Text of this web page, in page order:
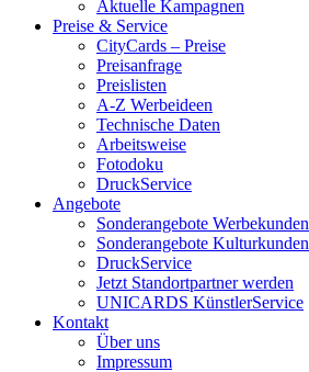
Aktuelle Kampagnen
Preise & Service
CityCards – Preise
Preisanfrage
Preislisten
A-Z Werbeideen
Technische Daten
Arbeitsweise
Fotodoku
DruckService
Angebote
Sonderangebote Werbekunden
Sonderangebote Kulturkunden
DruckService
Jetzt Standortpartner werden
UNICARDS KünstlerService
Kontakt
Über uns
Impressum